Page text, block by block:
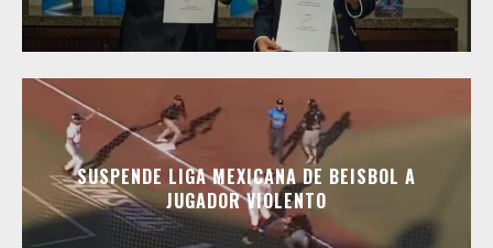
SUSPENDE LIGA MEXICANA DE BEISBOL A
JUGADOR VIOLENTO